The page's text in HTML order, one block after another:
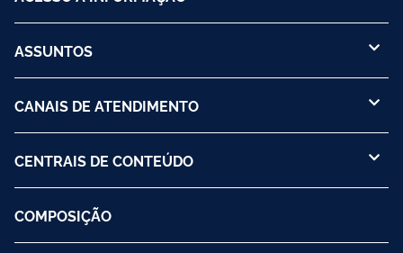
ASSUNTOS
CANAIS DE ATENDIMENTO
CENTRAIS DE CONTEÚDO
COMPOSIÇÃO